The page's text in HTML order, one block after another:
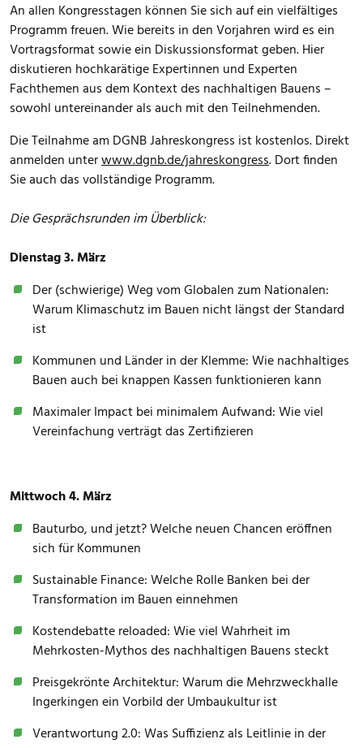
An allen Kongresstagen können Sie sich auf ein vielfältiges
Programm freuen. Wie bereits in den Vorjahren wird es ein
Vortragsformat sowie ein Diskussionsformat geben. Hier
diskutieren hochkarätige Expertinnen und Experten
Fachthemen aus dem Kontext des nachhaltigen Bauens –
sowohl untereinander als auch mit den Teilnehmenden.
Die Teilnahme am DGNB Jahreskongress ist kostenlos. Direkt
anmelden unterwww.dgnb.de/jahreskongress. Dort finden
Sie auch das vollständige Programm.
Die Gesprächsrunden im Überblick:
Dienstag 3. März
Der (schwierige) Weg vom Globalen zum Nationalen:
Warum Klimaschutz im Bauen nicht längst der Standard
ist
Kommunen und Länder in der Klemme: Wie nachhaltiges
Bauen auch bei knappen Kassen funktionieren kann
Maximaler Impact bei minimalem Aufwand: Wie viel
Vereinfachung verträgt das Zertifizieren
Mittwoch 4. März
Bauturbo, und jetzt? Welche neuen Chancen eröffnen
sich für Kommunen
Sustainable Finance: Welche Rolle Banken bei der
Transformation im Bauen einnehmen
Kostendebatte reloaded: Wie viel Wahrheit im
Mehrkosten-Mythos des nachhaltigen Bauens steckt
Preisgekrönte Architektur: Warum die Mehrzweckhalle
Ingerkingen ein Vorbild der Umbaukultur ist
Verantwortung 2.0: Was Suffizienz als Leitlinie in der